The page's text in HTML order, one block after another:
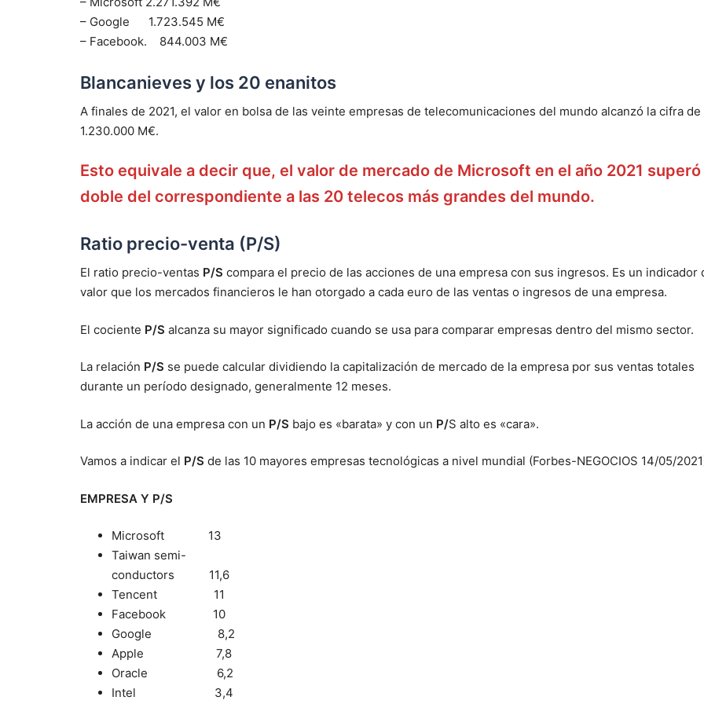
– Google 1.723.545 M€
– Facebook. 844.003 M€
Blancanieves y los 20 enanitos
A finales de 2021, el valor en bolsa de las veinte empresas de telecomunicaciones del mundo alcanzó la cifra de
1.230.000 M€.
Esto equivale a decir que, el valor de mercado de Microsoft en el año 2021 superó
doble del correspondiente a las 20 telecos más grandes del mundo.
Ratio precio-venta (P/S)
El ratio precio-ventas P/S compara el precio de las acciones de una empresa con sus ingresos. Es un indicador
valor que los mercados financieros le han otorgado a cada euro de las ventas o ingresos de una empresa.
El cociente P/S alcanza su mayor significado cuando se usa para comparar empresas dentro del mismo sector.
La relación P/S se puede calcular dividiendo la capitalización de mercado de la empresa por sus ventas totales
durante un período designado, generalmente 12 meses.
La acción de una empresa con un P/S bajo es «barata» y con un P/S alto es «cara».
Vamos a indicar el P/S de las 10 mayores empresas tecnológicas a nivel mundial (Forbes-NEGOCIOS 14/05/
EMPRESA Y P/S
Microsoft 13
Taiwan semi-
conductors 11,6
Tencent 11
Facebook 10
Google 8,2
Apple 7,8
Oracle 6,2
Intel 3,4